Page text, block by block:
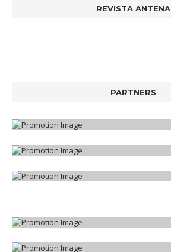
REVISTA ANTENA
PARTNERS